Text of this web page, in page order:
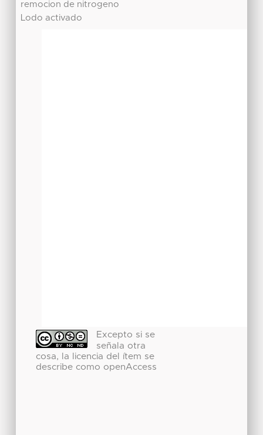
remocion de nitrogeno
Lodo activado
Excepto si se
señala otra
cosa, la licencia del ítem se
describe como openAccess